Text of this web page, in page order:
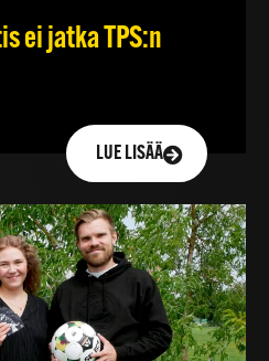
ei jatka TPS:n
LUE LISÄÄ